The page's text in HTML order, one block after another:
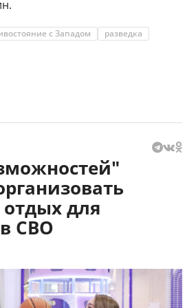
с Западом
разведка
для
СВО